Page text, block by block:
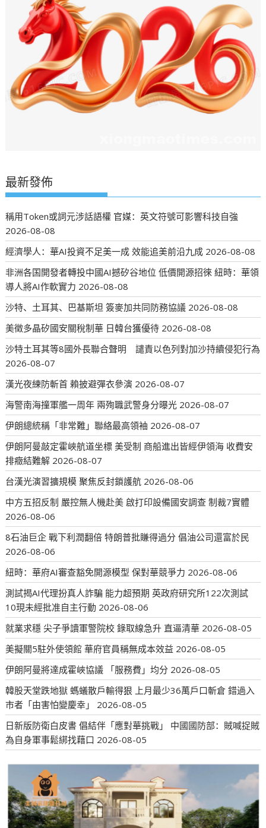
最新發佈
稱用Token或詞元涉話語權 官媒：英文符號可影響科技自強
2026-08-08
經濟學人：華AI投資不足美一成 效能追美前沿九成 2026-08-08
非洲各国開發者轉投中國AI撼矽谷地位 低價開源招徠 紐時：華領
導人將AI作軟實力 2026-08-08
沙特、土耳其、巴基斯坦 簽麥加共同防務協議 2026-08-08
美徵多晶矽國安關稅制華 日韓台獲優待 2026-08-08
沙特土耳其等8國外長聯合聲明 譴責以色列對加沙持續侵犯行為
2026-08-07
漢光夜練防斬首 賴披避彈衣參演 2026-08-07
海警南海撞軍艦一周年 兩殉職武警身分曝光 2026-08-07
伊朗總統稱「非常難」聯絡最高領袖 2026-08-07
伊朗阿曼敲定霍峽航道坐標 美受制 商船進出皆經伊領海 收費安
排癥結難解 2026-08-07
台漢光演習擴規模 聚焦反封鎖護航 2026-08-06
中方五招反制 嚴控無人機赴美 啟打印設備國安調查 制裁7實體
2026-08-06
8石油巨企 戰下利潤翻倍 特朗普批賺得過分 倡油公司還富於民
2026-08-06
紐時：華府AI審查豁免開源模型 保對華競爭力 2026-08-06
測試揭AI代理扮真人詐騙 能力超預期 英政府研究所122次測試
10現未經批准自主行動 2026-08-06
就業求穩 尖子爭讀軍警院校 錄取線急升 直逼清華 2026-08-05
美擬關5駐外使領館 華府官員稱無成本效益 2026-08-05
伊朗阿曼將達成霍峽協議 「服務費」均分 2026-08-05
韓股天堂跌地獄 螞蟻散戶輸得狠 上月最少36萬戶口斬倉 錯過入
市者「由害怕變慶幸」
2026-08-05
日新版防衛白皮書 倡結伴「應對華挑戰」 中國國防部：賊喊捉賊
為自身軍事鬆綁找藉口 2026-08-05